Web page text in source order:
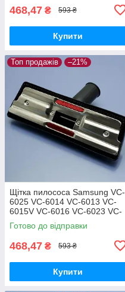
468,47 ₴ 593 ₴
Купити
Топ продажів –21%
Щітка пилососа Samsung VC-
6025 VC-6014 VC-6013 VC-
6015V VC-6016 VC-6023 VC-
6024 для ламіната паркета
Готово до відправки
468,47 ₴ 593 ₴
Купити